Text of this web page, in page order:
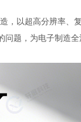
以超高分辨率、
题，为电子制造全